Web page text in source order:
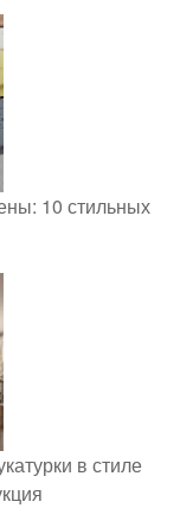
10 стильных
в стиле